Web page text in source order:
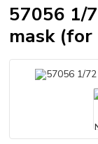
57056 1/
mask (for